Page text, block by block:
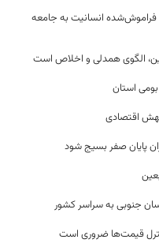
فراموش‌شده انسانیت به جامعه
الگوی همدلی و اخلاص است
بومی استان
اقتصادی
پایان صفر بسیج شود
قیمت‌ها ضروری است